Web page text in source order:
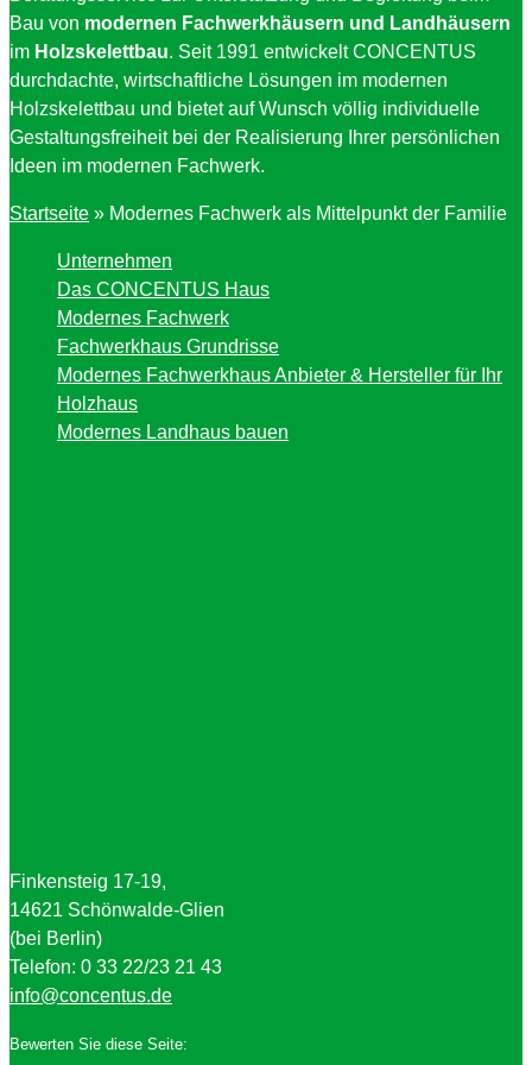
Bau von modernen Fachwerkhäusern und Landhäusern
im Holzskelettbau. Seit 1991 entwickelt CONCENTUS
durchdachte, wirtschaftliche Lösungen im modernen
Holzskelettbau und bietet auf Wunsch völlig individuelle
Gestaltungsfreiheit bei der Realisierung Ihrer persönlichen
Ideen im modernen Fachwerk.
Startseite » Modernes Fachwerk als Mittelpunkt der Familie
Unternehmen
Das CONCENTUS Haus
Modernes Fachwerk
Fachwerkhaus Grundrisse
Modernes Fachwerkhaus Anbieter & Hersteller für Ihr
Holzhaus
Modernes Landhaus bauen
Finkensteig 17-19,
14621 Schönwalde-Glien
(bei Berlin)
Telefon: 0 33 22/23 21 43
info@concentus.de
Bewerten Sie diese Seite: